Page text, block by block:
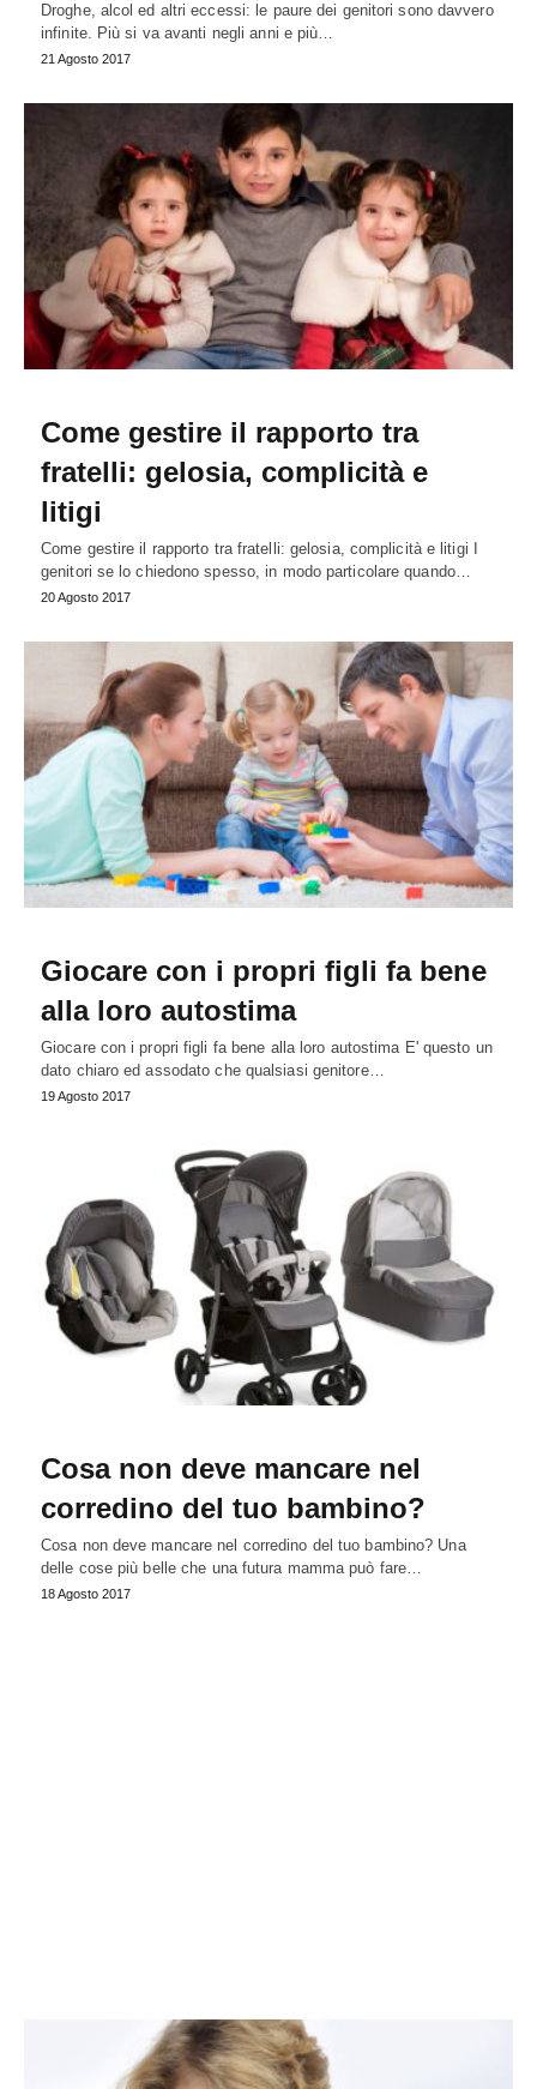
Droghe, alcol ed altri eccessi: le paure dei genitori sono davvero
infinite. Più si va avanti negli anni e più…
21 Agosto 2017
Come gestire il rapporto tra
fratelli: gelosia, complicità e
litigi
Come gestire il rapporto tra fratelli: gelosia, complicità e litigi I
genitori se lo chiedono spesso, in modo particolare quando…
20 Agosto 2017
Giocare con i propri figli fa bene
alla loro autostima
Giocare con i propri figli fa bene alla loro autostima E' questo un
dato chiaro ed assodato che qualsiasi genitore…
19 Agosto 2017
Cosa non deve mancare nel
corredino del tuo bambino?
Cosa non deve mancare nel corredino del tuo bambino? Una
delle cose più belle che una futura mamma può fare…
18 Agosto 2017